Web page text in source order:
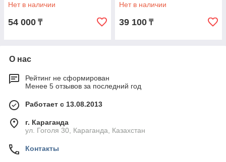
Нет в наличии
54 000 ₸
Нет в наличии
39 100 ₸
О нас
Рейтинг не сформирован
Менее 5 отзывов за последний год
Работает с 13.08.2013
г. Караганда
ул. Гоголя 30, Караганда, Казахстан
Контакты